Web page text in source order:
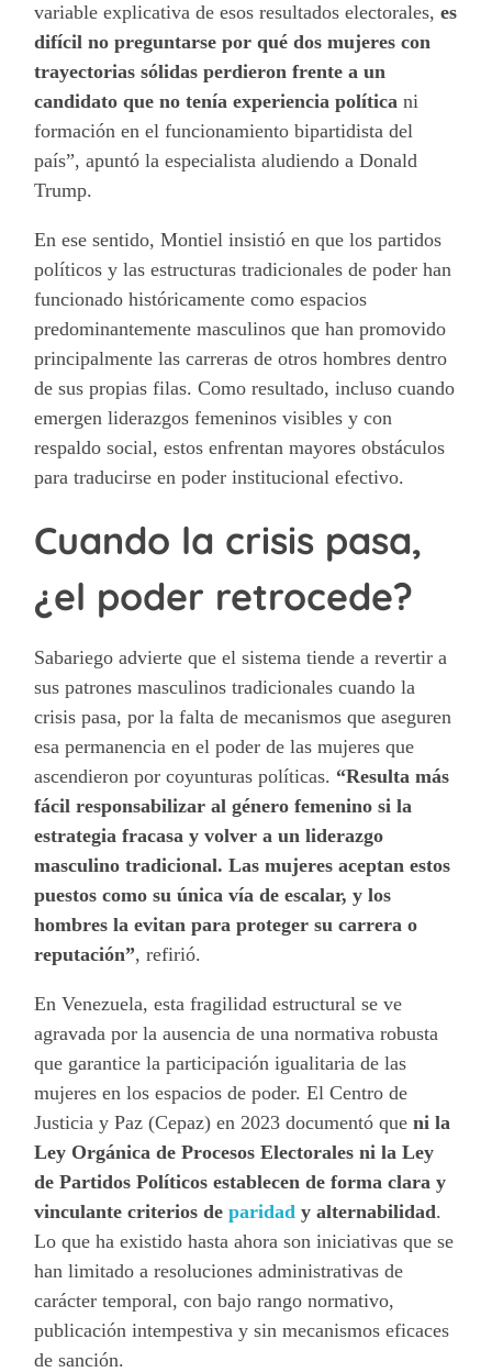
variable explicativa de esos resultados electorales,es
difícil no preguntarse por qué dos mujeres con
trayectorias sólidas perdieron frente a un
candidato que no tenía experiencia política ni
formación en el funcionamiento bipartidista del
país”, apuntó la especialista aludiendo a Donald
Trump.
En ese sentido, Montiel insistió en que los partidos
políticos y las estructuras tradicionales de poder han
funcionado históricamente como espacios
predominantemente masculinos que han promovido
principalmente las carreras de otros hombres dentro
de sus propias filas. Como resultado, incluso cuando
emergen liderazgos femeninos visibles y con
respaldo social, estos enfrentan mayores obstáculos
para traducirse en poder institucional efectivo.
Cuando la crisis pasa,
¿el poder retrocede?
Sabariego advierte que el sistema tiende a revertir a
sus patrones masculinos tradicionales cuando la
crisis pasa, por la falta de mecanismos que aseguren
esa permanencia en el poder de las mujeres que
ascendieron por coyunturas políticas. “Resulta más
fácil responsabilizar al género femenino si la
estrategia fracasa y volver a un liderazgo
masculino tradicional. Las mujeres aceptan estos
puestos como su única vía de escalar, y los
hombres la evitan para proteger su carrera o
reputación”, refirió.
En Venezuela, esta fragilidad estructural se ve
agravada por la ausencia de una normativa robusta
que garantice la participación igualitaria de las
mujeres en los espacios de poder. El Centro de
Justicia y Paz (Cepaz) en 2023 documentó queni la
Ley Orgánica de Procesos Electorales ni la Ley
de Partidos Políticos establecen de forma clara y
vinculante criterios deparidady alternabilidad.
Lo que ha existido hasta ahora son iniciativas que se
han limitado a resoluciones administrativas de
carácter temporal, con bajo rango normativo,
publicación intempestiva y sin mecanismos eficaces
de sanción.